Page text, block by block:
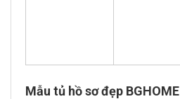
Mẫu tủ hồ sơ đẹp BGHOME